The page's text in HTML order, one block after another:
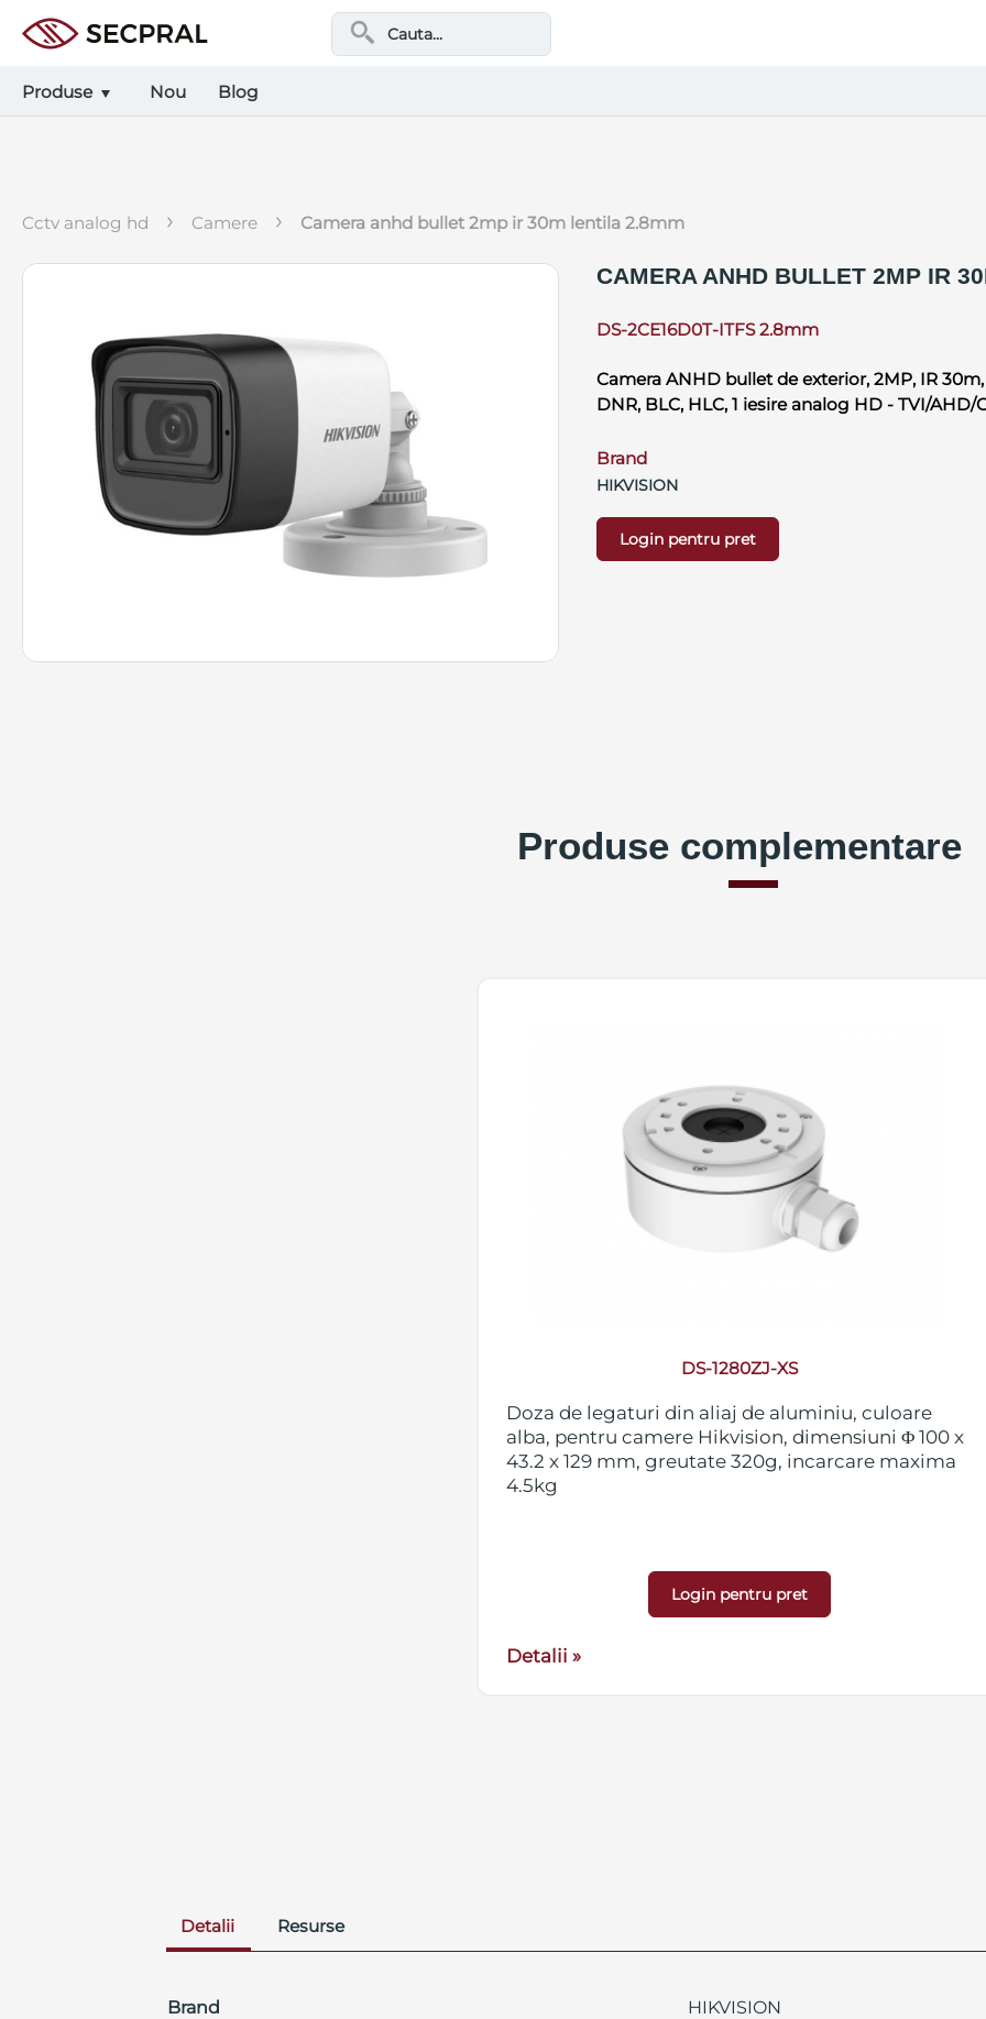
Produse Nou Blog
cctv analog hd › camere › camera anhd bullet 2mp ir 30m lentila 2.8mm
CAMERA ANHD BULLET 2MP IR
DS-2CE16D0T-ITFS 2.8mm
Camera ANHD bullet de exterior, 2MP, IR
DNR, BLC, HLC, 1 iesire analog HD - TVI/AHD/
Brand
HIKVISION
Login pentru pret
Produse complementare
DS-1280ZJ-XS
Doza de legaturi din aliaj de aluminiu, culoare
alba, pentru camere Hikvision, dimensiuni Φ 100 x
43.2 x 129 mm, greutate 320g, incarcare maxima
4.5kg
Login pentru pret
Detalii »
Detalii Resurse
Brand HIKVISION